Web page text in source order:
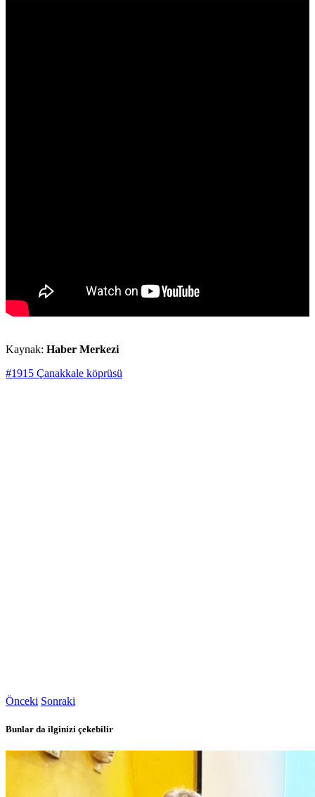
Kaynak: Haber Merkezi
#1915 Çanakkale köprüsü
Önceki Sonraki
Bunlar da ilginizi çekebilir